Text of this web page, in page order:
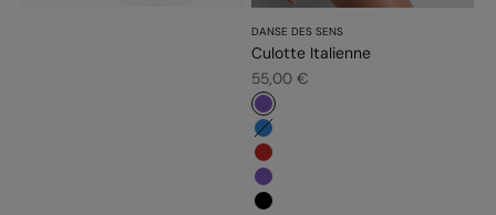
DANSE DES SENS
Culotte Italienne
Prix de vente
55,00 €
#7f56bb
#3483d7
#c52828
#7f56bb